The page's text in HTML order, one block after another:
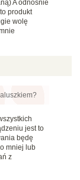
A odnośnie
produkt
wolę
jest to
będę
mniej lub
z